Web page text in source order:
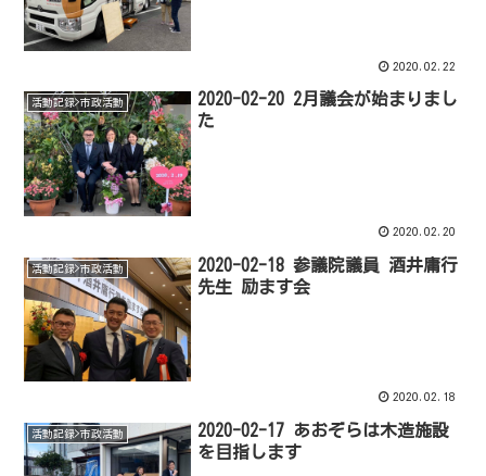
2020.02.22
活動記録>市政活動
2020-02-20 2月議会が始まりまし
た
2020.02.20
活動記録>市政活動
2020-02-18 参議院議員 酒井庸行
先生 励ます会
2020.02.18
活動記録>市政活動
2020-02-17 あおぞらは木造施設
を目指します